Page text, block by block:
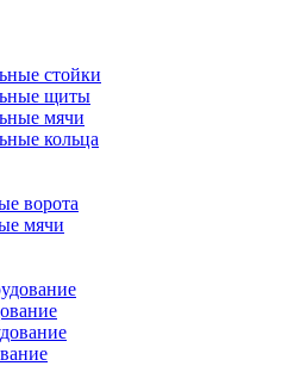
стойки
щиты
мячи
кольца
ворота
мячи